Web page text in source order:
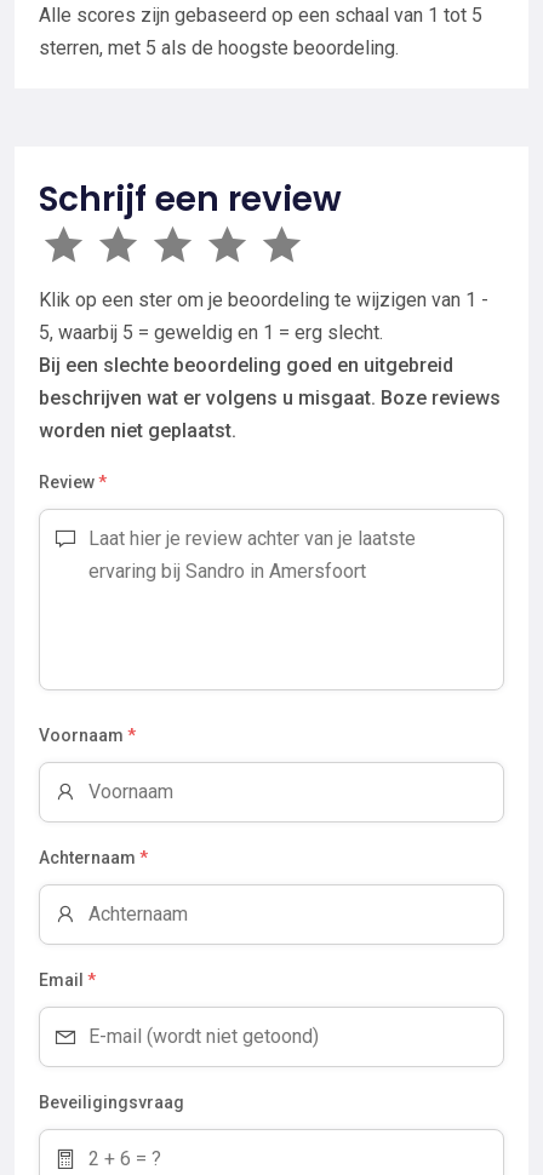
Alle scores zijn gebaseerd op een schaal van 1 tot 5
sterren, met 5 als de hoogste beoordeling.
Schrijf een review
Klik op een ster om je beoordeling te wijzigen van 1 -
5, waarbij 5 = geweldig en 1 = erg slecht.
Bij een slechte beoordeling goed en uitgebreid
beschrijven wat er volgens u misgaat. Boze reviews
worden niet geplaatst.
Review*
Voornaam *
Achternaam *
Email *
Beveiligingsvraag